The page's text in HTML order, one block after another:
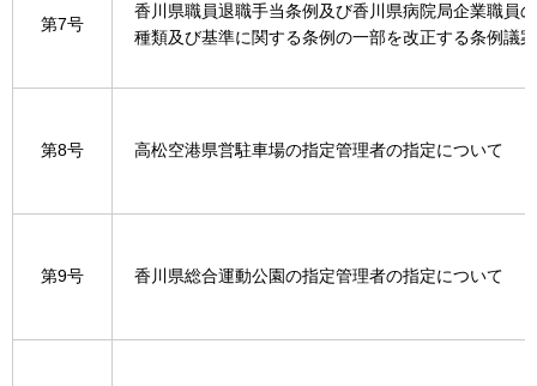
第7号
香川県職員退職手当条例及び香川県病院局企業職員
種類及び基準に関する条例の一部を改正する条例議案
第8号 高松空港県営駐車場の指定管理者の指定について
第9号 香川県総合運動公園の指定管理者の指定について